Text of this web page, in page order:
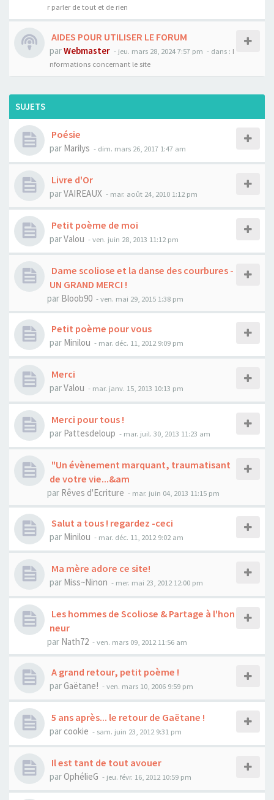
r parler de tout et de rien
AIDES POUR UTILISER LE FORUM
parWebmaster - jeu. mars 28, 2024 7:57 pm - dans : I
nformations concernant le site
SUJETS
Poésie
par Marilys - dim. mars 26, 2017 1:47 am
Livre d'Or
parVAIREAUX - mar. août 24, 2010 1:12 pm
Petit poème de moi
parValou - ven. juin 28, 2013 11:12 pm
Dame scoliose et la danse des courbures -
UN GRAND MERCI !
par Bloob90 - ven. mai 29, 2015 1:38 pm
Petit poème pour vous
par Minilou - mar. déc. 11, 2012 9:09 pm
Merci
parValou - mar. janv. 15, 2013 10:13 pm
Merci pour tous !
par Pattesdeloup - mar. juil. 30, 2013 11:23 am
"Un évènement marquant, traumatisant
de votre vie...&am
par Rêves d'Ecriture - mar. juin 04, 2013 11:15 pm
Salut a tous ! regardez -ceci
par Minilou - mar. déc. 11, 2012 9:02 am
Ma mère adore ce site!
par Miss~Ninon - mer. mai 23, 2012 12:00 pm
Les hommes de Scoliose & Partage à l'hon
neur
par Nath72 - ven. mars 09, 2012 11:56 am
A grand retour, petit poème !
par Gaëtane! - ven. mars 10, 2006 9:59 pm
5 ans après... le retour de Gaëtane !
par cookie - sam. juin 23, 2012 9:31 pm
Il est tant de tout avouer
par OphélieG - jeu. févr. 16, 2012 10:59 pm